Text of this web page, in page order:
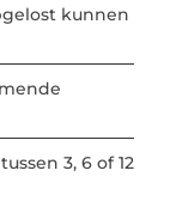
kunnen
3, 6 of 12